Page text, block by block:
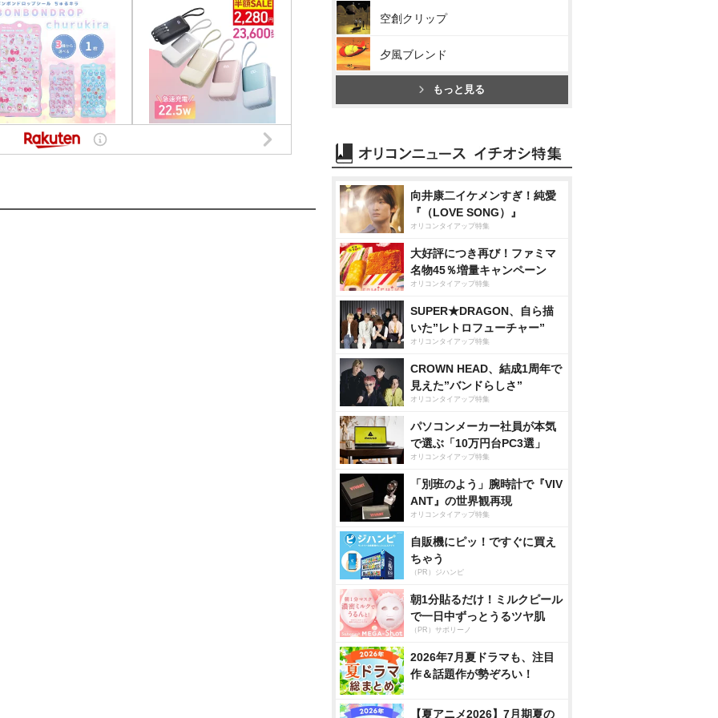
空創クリップ
夕風ブレンド
もっと見る
向井康二イケメンすぎ！純愛
『（LOVE SONG）』
オリコンタイアップ特集
大好評につき再び！ファミマ
名物45％増量キャンペーン
オリコンタイアップ特集
SUPER★DRAGON、自ら描
いた”レトロフューチャー”
オリコンタイアップ特集
CROWN HEAD、結成1周年で
見えた”バンドらしさ”
オリコンタイアップ特集
パソコンメーカー社員が本気
で選ぶ「10万円台PC3選」
オリコンタイアップ特集
「別班のよう」腕時計で『VIV
ANT』の世界観再現
オリコンタイアップ特集
自販機にピッ！ですぐに買え
ちゃう
（PR）ジハンピ
朝1分貼るだけ！ミルクピール
で一日中ずっとうるツヤ肌
（PR）サボリーノ
2026年7月夏ドラマも、注目
作＆話題作が勢ぞろい！
【夏アニメ2026】7月期夏の